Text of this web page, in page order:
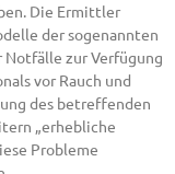
Die Ermittler
der sogenannten
Notfälle zur Verfügung
vor Rauch und
des betreffenden
„erhebliche
Probleme